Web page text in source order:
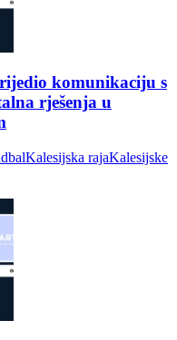
komunikaciju s
rješenja u
Kalesijska rajaKalesijske